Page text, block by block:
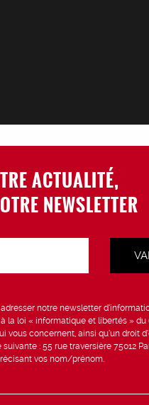
ACTUALITÉ,
NEWSLETTER
notre newsletter
loi « informatique et libertés » du
concernent, ainsi qu’un droit
: 55 rue traversière 75012
vos nom/prénom.